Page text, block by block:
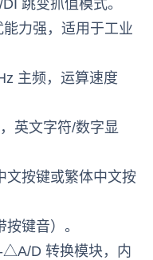
跳变抓值模式。
力强，适用于工业
主频，运算速度
英文字符/数字显
文按键或繁体中文按
键音）。
△A/D 转换模块，内